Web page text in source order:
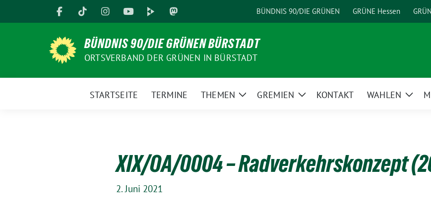
zum
BÜNDNIS 90/DIE GRÜNEN GRÜNE Hessen
BÜNDNIS 90/DIE GRÜNEN BÜRSTADT
ORTSVERBAND DER GRÜNEN IN BÜRSTADT
STARTSEITE TERMINE THEMEN
ZeigeGREMIEN
ZeigeKONTAKT WAHLEN
Zeige
XIX/OA/0004 – Radverkehrskonzept
2. Juni 2021